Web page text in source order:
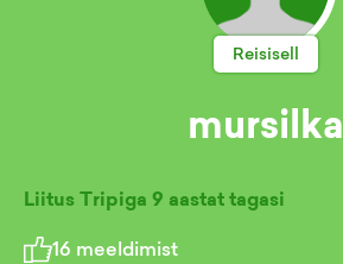
Reisisell
mursilka
Liitus Tripiga 9 aastat tagasi
16 meeldimist